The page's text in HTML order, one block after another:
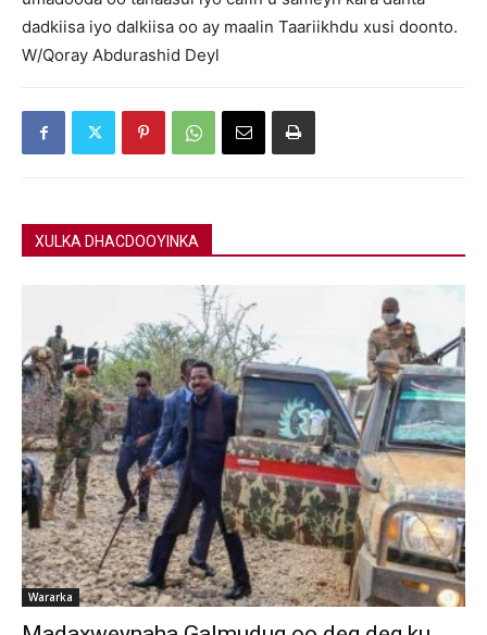
dadkiisa iyo dalkiisa oo ay maalin Taariikhdu xusi doonto.
W/Qoray Abdurashid Deyl
XULKA DHACDOOYINKA
Wararka